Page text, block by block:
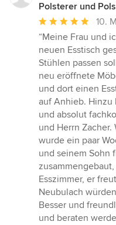
Polsterer und
Durchschnittliche
Bewertung:
5
von
5
Sternen
10.
“Meine Frau und
neuen Esstisch
Stühlen passen
neu eröffnete
und dort einen
auf Anhieb. Hinzu
und absolut
und Herrn
wurde ein paar
und seinem Sohn
Esszimmer, er
Neubulach
Besser und
und beraten